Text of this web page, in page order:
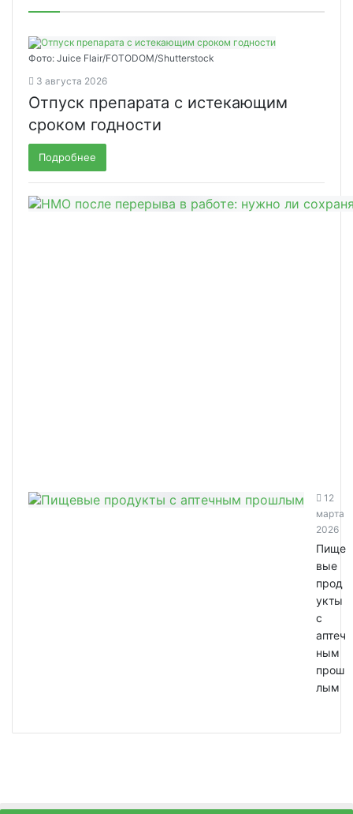
Фото: Juice Flair/FOTODOM/Shutterstoсk
3 августа 2026
Отпуск препарата с истекающим
сроком годности
Подробнее
12
марта
2026
Пище
вые
прод
укты
с
аптеч
ным
прош
лым